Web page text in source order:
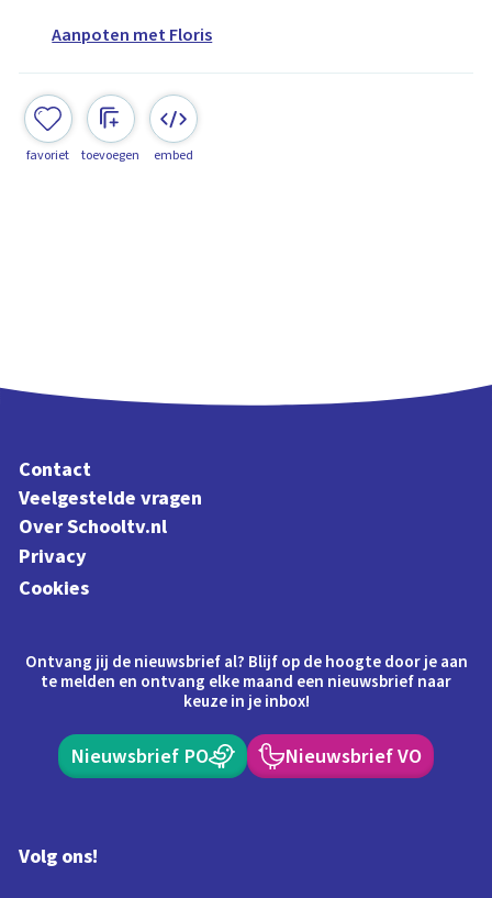
Aanpoten met Floris
favoriet toevoegen embed
Contact
Veelgestelde vragen
Over Schooltv.nl
Privacy
Cookies
Ontvang jij de nieuwsbrief al? Blijf op de hoogte door je aan
te melden en ontvang elke maand een nieuwsbrief naar
keuze in je inbox!
Nieuwsbrief PO Nieuwsbrief VO
Volg ons!